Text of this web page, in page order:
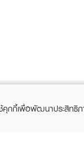
ช้คุกกี้เพื่อพัฒนาประสิท